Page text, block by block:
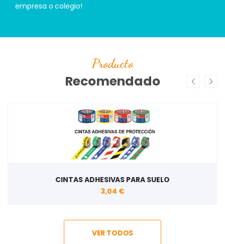
empresa o colegio!
Producto
Recomendado
CINTAS ADHESIVAS PARA SUELO
3,04 €
VER TODOS